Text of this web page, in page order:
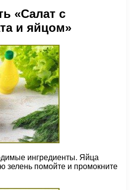
«Cалат с
и яйцом»
ингредиенты. Яйца
зелень помойте и промокните